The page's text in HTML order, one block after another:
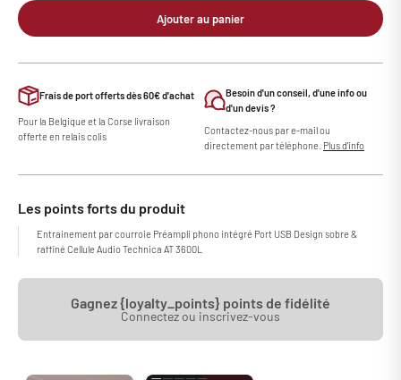
Ajouter au panier
Frais de port offerts dès 60€ d'achat
Pour la Belgique et la Corse livraison
offerte en relais colis
Besoin d'un conseil, d'une info ou
d'un devis ?
Contactez-nous par e-mail ou
directement par téléphone. Plus d'info
Les points forts du produit
Entrainement par courroie Préampli phono intégré Port USB Design sobre &
raffiné Cellule Audio Technica AT 3600L
Gagnez {loyalty_points} points de fidélité
Connectez ou inscrivez-vous
Equipée d’un préampli phono intégré et livrée avec une cellule Audio